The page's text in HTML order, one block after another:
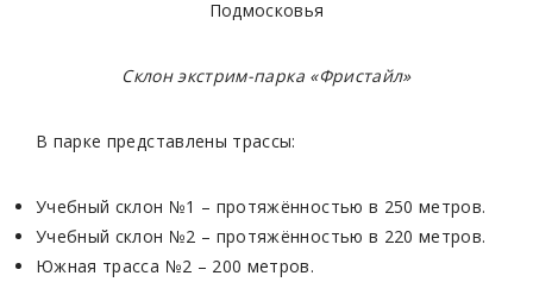
Склон экстрим-парка «Фристайл»
В парке представлены трассы:
Учебный склон №1 – протяжённостью в 250 метров.
Учебный склон №2 – протяжённостью в 220 метров.
Южная трасса №2 – 200 метров.